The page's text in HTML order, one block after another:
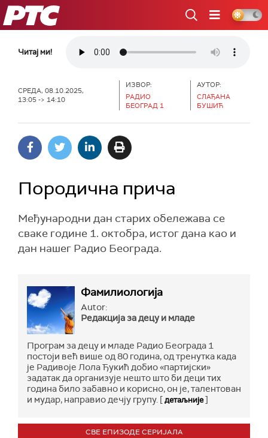
РТС
Читај ми!
СРЕДА, 08.10.2025,
13:05 -> 14:10
ИЗВОР:
РАДИО
БЕОГРАД 1
АУТОР:
СЛАЂАНА
БУШИЋ
Породична прича
Међународни дан старих обележава се
сваке године 1. октобра, истог дана као и
дан нашег Радио Београда.
Фамилиологија
Autor:
Редакција за децу и младе
Програм за децу и младе Радио Београда 1
постоји већ више од 80 година, од тренутка када
је Радивоје Лола Ђукић добио «партијски»
задатак да организује нешто што би деци тих
година било забавно и корисно, он је, талентован
и мудар, направио дечју групу. [детаљније]
СВЕ ЕПИЗОДЕ СЕРИЈАЛА